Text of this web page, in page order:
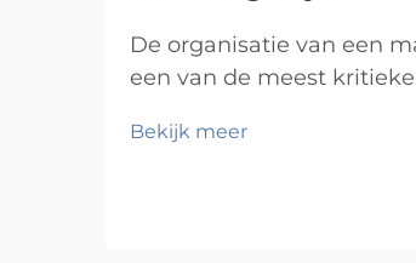
De organisatie van een
een van de meest kritieke
bedrijf dat fysieke
Bekijk meer